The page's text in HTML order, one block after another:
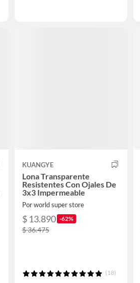
KUANGYE
Lona Transparente
Resistentes Con Ojales De
3x3 Impermeable
Por world super store
$ 13.890 -62%
$ 36.475
(18)